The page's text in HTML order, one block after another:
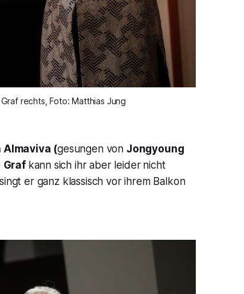
rechts, Foto: Matthias Jung
Almaviva (gesungen von Jongyoung
Graf kann sich ihr aber leider nicht
er ganz klassisch vor ihrem Balkon